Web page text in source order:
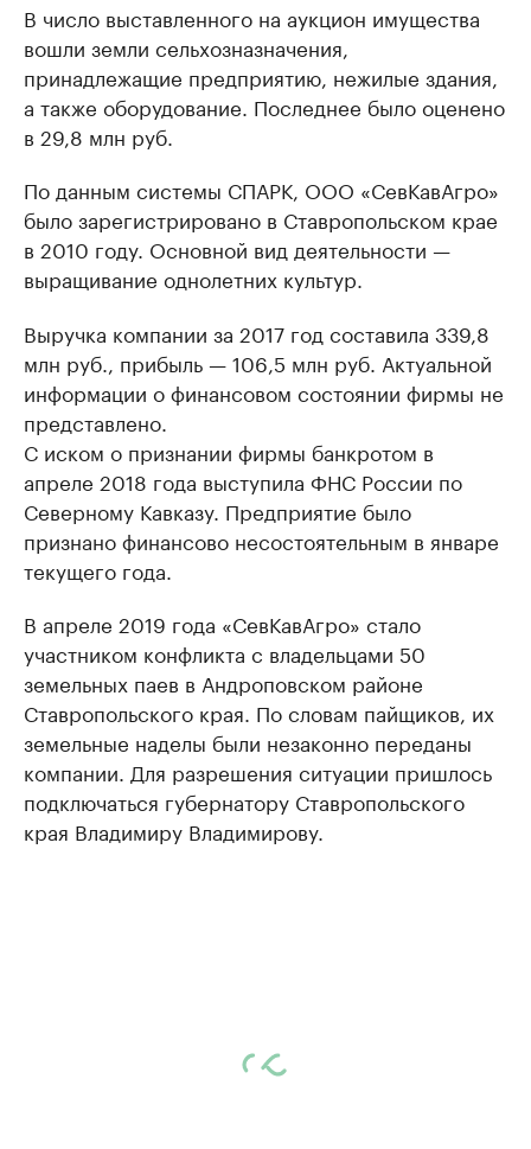
В число выставленного на аукцион имущества
вошли земли сельхозназначения,
принадлежащие предприятию, нежилые здания,
а также оборудование. Последнее было оценено
в 29,8 млн руб.
По данным системы СПАРК, ООО «СевКавАгро»
было зарегистрировано в Ставропольском крае
в 2010 году. Основной вид деятельности —
выращивание однолетних культур.
Выручка компании за 2017 год составила 339,8
млн руб., прибыль — 106,5 млн руб. Актуальной
информации о финансовом состоянии фирмы не
представлено.
С иском о признании фирмы банкротом в
апреле 2018 года выступила ФНС России по
Северному Кавказу. Предприятие было
признано финансово несостоятельным в январе
текущего года.
В апреле 2019 года «СевКавАгро» стало
участником конфликта с владельцами 50
земельных паев в Андроповском районе
Ставропольского края. По словам пайщиков, их
земельные наделы были незаконно переданы
компании. Для разрешения ситуации пришлось
подключаться губернатору Ставропольского
края Владимиру Владимирову.